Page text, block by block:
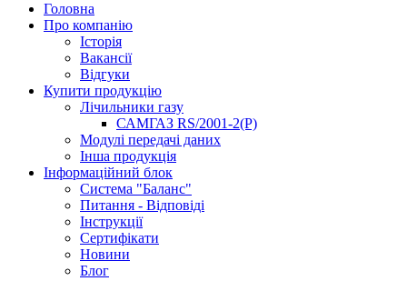
Головна
Про компанію
Історія
Вакансії
Відгуки
Купити продукцію
Лічильники газу
САМГАЗ RS/2001-2(Р)
Модулі передачі даних
Інша продукція
Інформаційний блок
Система "Баланс"
Питання - Відповіді
Інструкції
Сертифікати
Новини
Блог